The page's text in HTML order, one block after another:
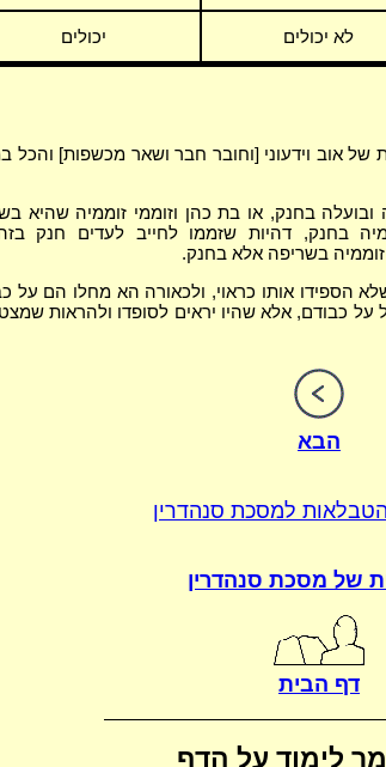
לא יכולים יכולים
של אוב וידעוני [וחובר חבר ושאר מכשפות] והכל
ובועלה בחנק, או בת כהן וזוממי זוממיה שהיא
בחנק, דהיות שזממו לחייב לעדים חנק
זוממיה בשריפה אלא בחנק.
הספידו אותו כראוי, ולכאורה הא מחלו הם על
כבודם, אלא שהיו יראים לסופדו ולהראות
הבא
למסכת סנהדרין
של מסכת סנהדרין
דף הבית
לימוד על הדף